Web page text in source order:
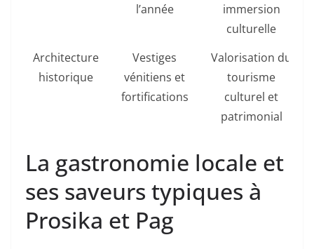
l’année
immersion
culturelle
Architecture
historique
Vestiges
vénitiens et
fortifications
Valorisation du
tourisme
culturel et
patrimonial
La gastronomie locale et
ses saveurs typiques à
Prosika et Pag